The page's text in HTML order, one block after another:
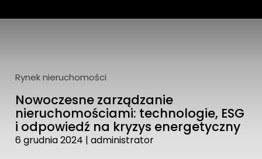
tel: 720 756 756
Rynek nieruchomości
Nowoczesne zarządzanie
nieruchomościami: technologie, ESG
i odpowiedź na kryzys energetyczny
6 grudnia 2024 |administrator